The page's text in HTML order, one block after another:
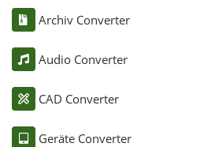
Archiv Converter
Audio Converter
CAD Converter
Geräte Converter